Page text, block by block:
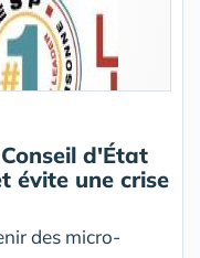
d'État
évite une crise
des micro-